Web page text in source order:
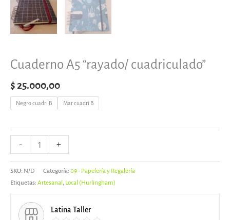
Cuaderno A5 “rayado/ cuadriculado”
$ 25.000,00
Negro cuadri B Mar cuadri B
- +
SKU: N/D Categoría: 09 - Papelería y Regalería
Etiquetas: Artesanal , Local (Hurlingham)
Latina Taller